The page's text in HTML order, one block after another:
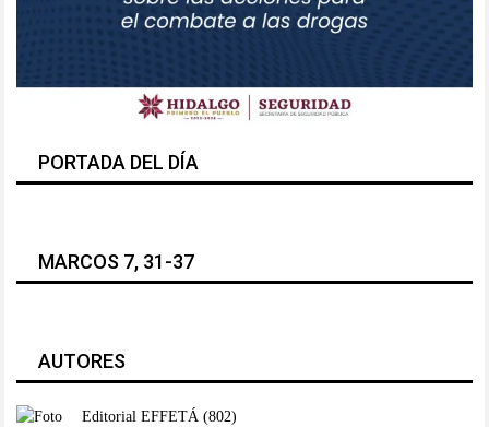
PORTADA DEL DÍA
MARCOS 7, 31-37
AUTORES
Editorial EFFETÁ(802)